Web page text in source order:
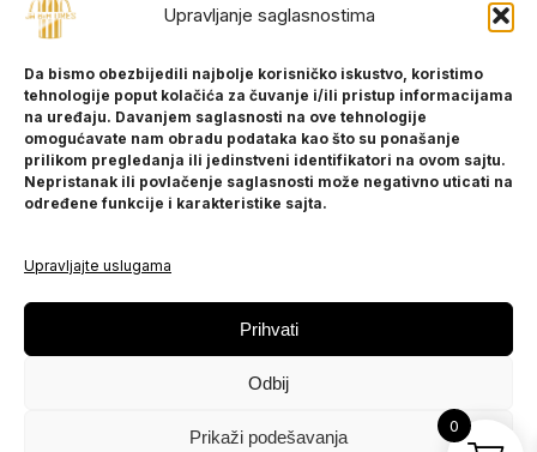
Upravljanje saglasnostima
Da bismo obezbijedili najbolje korisničko iskustvo, koristimo
tehnologije poput kolačića za čuvanje i/ili pristup informacijama
na uređaju. Davanjem saglasnosti na ove tehnologije
omogućavate nam obradu podataka kao što su ponašanje
prilikom pregledanja ili jedinstveni identifikatori na ovom sajtu.
Nepristanak ili povlačenje saglasnosti može negativno uticati na
određene funkcije i karakteristike sajta.
Upravljajte uslugama
Prihvati
Odbij
Prikaži podešavanja
INFORMACIJE
O nama
Kontakt
POMOĆ
Politika privatnosti
PRATITE NAS
Instagram
0